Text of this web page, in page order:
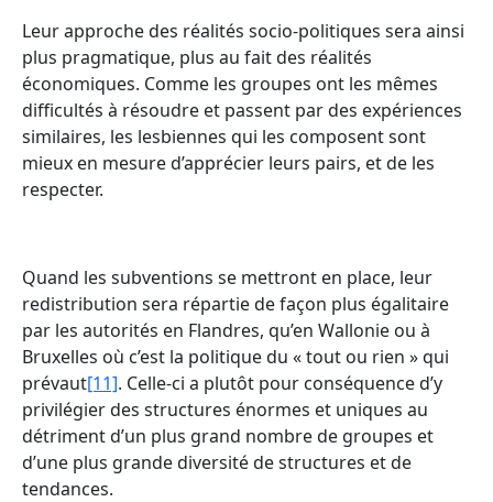
Leur approche des réalités socio-politiques sera ainsi
plus pragmatique, plus au fait des réalités
économiques. Comme les groupes ont les mêmes
difficultés à résoudre et passent par des expériences
similaires, les lesbiennes qui les composent sont
mieux en mesure d’apprécier leurs pairs, et de les
respecter.
Quand les subventions se mettront en place, leur
redistribution sera répartie de façon plus égalitaire
par les autorités en Flandres, qu’en Wallonie ou à
Bruxelles où c’est la politique du « tout ou rien » qui
prévaut[11]. Celle-ci a plutôt pour conséquence d’y
privilégier des structures énormes et uniques au
détriment d’un plus grand nombre de groupes et
d’une plus grande diversité de structures et de
tendances.